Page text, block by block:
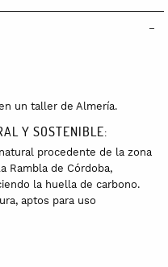
un taller de Almería.
Y SOSTENIBLE:
procedente de la zona
Rambla de Córdoba,
la huella de carbono.
aptos para uso